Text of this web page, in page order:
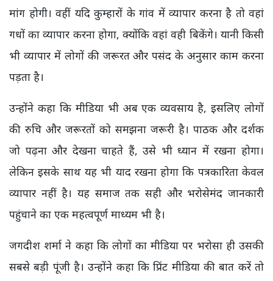
मांग होगी। वहीं यदि कुम्हारों के गांव में व्यापार करना है तो वहां
गधों का व्यापार करना होगा, क्योंकि वहां वही बिकेंगे। यानी किसी
भी व्यापार में लोगों की जरूरत और पसंद के अनुसार काम करना
पड़ता है।
उन्होंने कहा कि मीडिया भी अब एक व्यवसाय है, इसलिए लोगों
की रुचि और जरूरतों को समझना जरूरी है। पाठक और दर्शक
जो पढ़ना और देखना चाहते हैं, उसे भी ध्यान में रखना होगा।
लेकिन इसके साथ यह भी याद रखना होगा कि पत्रकारिता केवल
व्यापार नहीं है। यह समाज तक सही और भरोसेमंद जानकारी
पहुंचाने का एक महत्वपूर्ण माध्यम भी है।
जगदीश शर्मा ने कहा कि लोगों का मीडिया पर भरोसा ही उसकी
सबसे बड़ी पूंजी है। उन्होंने कहा कि प्रिंट मीडिया की बात करें तो